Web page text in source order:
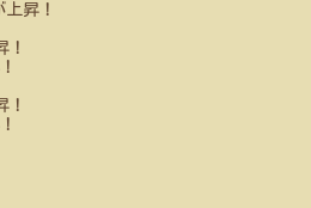
昇！
！
！